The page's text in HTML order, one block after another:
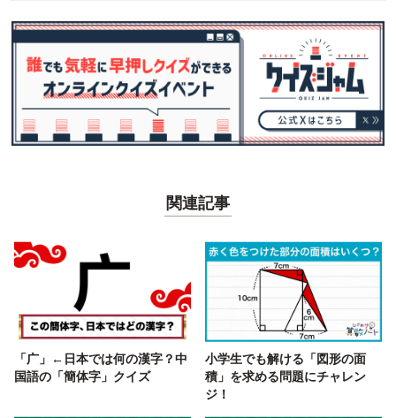
関連記事
「广」←日本では何の漢字？中
国語の「簡体字」クイズ
小学生でも解ける「図形の面
積」を求める問題にチャレン
ジ！